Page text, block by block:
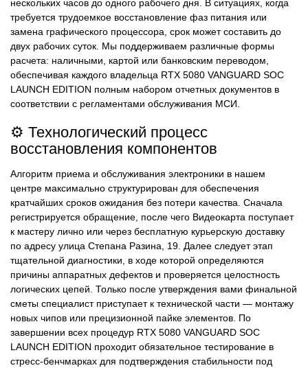
нескольких часов до одного рабочего дня. В ситуациях, когда
требуется трудоемкое восстановление фаз питания или
замена графического процессора, срок может составить до
двух рабочих суток. Мы поддерживаем различные формы
расчета: наличными, картой или банковским переводом,
обеспечивая каждого владельца RTX 5080 VANGUARD SOC
LAUNCH EDITION полным набором отчетных документов в
соответствии с регламентами обслуживания МСИ.
⚙️ Технологический процесс
восстановления компонентов
Алгоритм приема и обслуживания электроники в нашем
центре максимально структурирован для обеспечения
кратчайших сроков ожидания без потери качества. Сначала
регистрируется обращение, после чего Видеокарта поступает
к мастеру лично или через бесплатную курьерскую доставку
по адресу улица Степана Разина, 19. Далее следует этап
тщательной диагностики, в ходе которой определяются
причины аппаратных дефектов и проверяется целостность
логических цепей. Только после утверждения вами финальной
сметы специалист приступает к технической части — монтажу
новых чипов или прецизионной пайке элементов. По
завершении всех процедур RTX 5080 VANGUARD SOC
LAUNCH EDITION проходит обязательное тестирование в
стресс-бенчмарках для подтверждения стабильности под